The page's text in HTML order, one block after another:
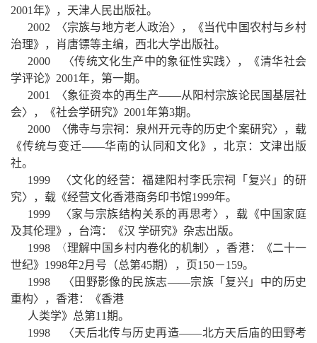
2001年》，天津人民出版社。
2002
〈宗族与地方老人政治〉，《当代中国农村与乡村
治理》，肖唐镖等主编，西北大学出版社。
2000
〈传统文化生产中的象征性实践〉，《清华社会
学评论》 2001年，第一期。
2001
〈象征资本的再生产——从阳村宗族论民国基层社
会〉，《社会学研究》 2001年第3期。
2000
〈佛寺与宗祠：泉州开元寺的历史个案研究〉，载
《传统与变迁——华南的认同和文化》，北京：文津出版
社。
1999
〈文化的经营：福建阳村李氏宗祠「复兴」的研
究〉，载《经营文化香港商务印书馆1999年。
1999
〈家与宗族结构关系的再思考〉，载《中国家庭
及其伦理》，台湾：《汉 学研究》杂志出版。
1998
〈理解中国乡村内卷化的机制〉，香港：《二十一
世纪》 1998年2月号（总第45期），页150－159。
1998
〈田野影像的民族志——宗族「复兴」中的历史
重构〉，香港：《香港
人类学》总第11期。
1998
〈天后北传与历史再造——北方天后庙的田野考